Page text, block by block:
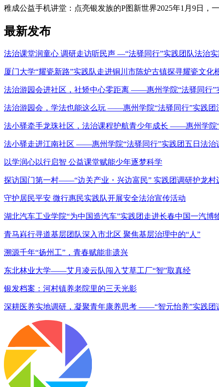
稚成公益手机讲堂：点亮银发族的P图新世界2025年1月9日，
最新发布
法治课堂润童心 调研走访听民声 —“法驿同行”实践团队法治
厦门大学“耀瓷新路”实践队走进铜川市陈炉古镇探寻耀瓷文化
法治游园会进社区，社矫中心零距离 ——惠州学院“法驿同行”
法治游园会，学法也能这么玩 ——惠州学院“法驿同行”实践团
法小驿牵手龙珠社区，法治课程护航青少年成长 ——惠州学院
法小驿走进江南社区 ——惠州学院“法驿同行”实践团五日法治
以学润心以行启智 公益课堂赋能少年逐梦科学
探访国门第一村——“边关产业・兴边富民” 实践团调研护龙村
守护居民平安 微行惠民实践队开展安全法治宣传活动
湖北汽车工业学院“为中国造汽车”实践团走进长春中国一汽博
青马嵙行寻道基层团队深入市北区 聚焦基层治理中的“人”
溯源千年“扬州工”，青春赋能非遗兴
东北林业大学——艾月凌云队闯入艾草工厂“智”取真经
银发档案：河村镇养老院里的三天光影
深耕医养实地调研，凝聚青年康养思考 ——“智元怡养”实践团